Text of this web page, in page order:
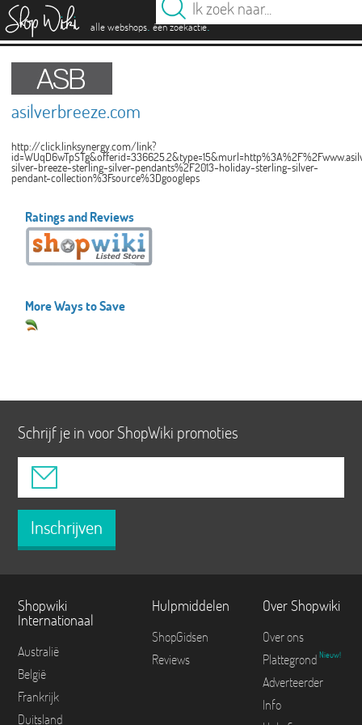
alle webshops. één zoekactie.
asilverbreeze.com
http://click.linksynergy.com/link?
silver-breeze-sterling-silver-pendants%2F2013-holiday-sterling-silver-
pendant-collection%3Fsource%3Dgoogleps
Ratings and Reviews
More Ways to Save
Schrijf je in voor ShopWiki promoties
Inschrijven
Shopwiki
Internationaal
Australië
België
Frankrijk
Duitsland
Hulpmiddelen
ShopGidsen
Reviews
Over Shopwiki
Over ons
Plattegrond Nieuw!
Adverteerder
Info